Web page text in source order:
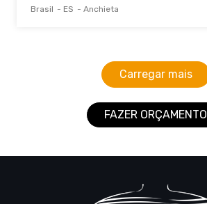
Brasil - ES - Anchieta
Carregar mais
FAZER ORÇAMENTO